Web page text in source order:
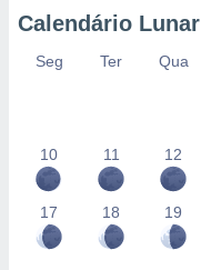
Calendário Lunar
Seg Ter Qua
10 11 12
17 18 19